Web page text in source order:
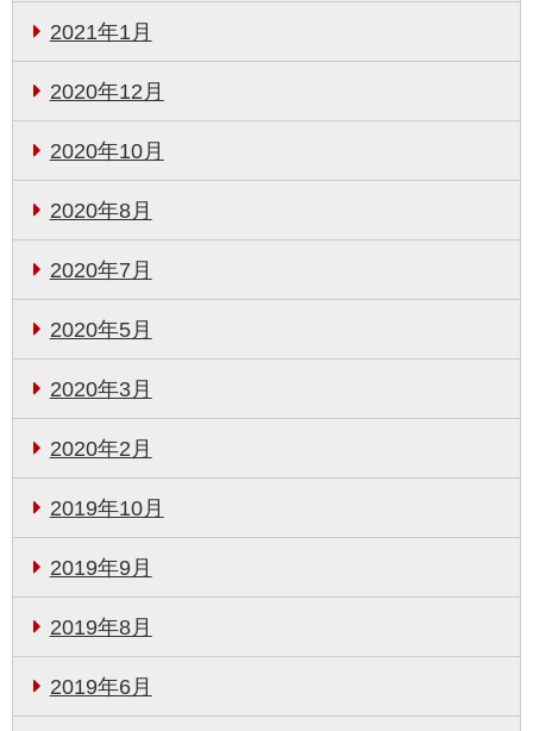
2021年1月
2020年12月
2020年10月
2020年8月
2020年7月
2020年5月
2020年3月
2020年2月
2019年10月
2019年9月
2019年8月
2019年6月